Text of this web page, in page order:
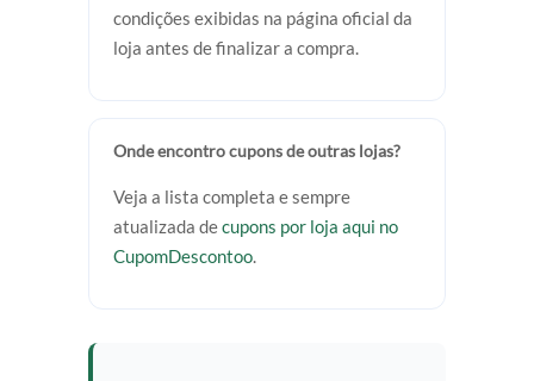
condições exibidas na página oficial da
loja antes de finalizar a compra.
Onde encontro cupons de outras lojas?
Veja a lista completa e sempre
atualizada decupons por loja aqui no
CupomDescontoo.